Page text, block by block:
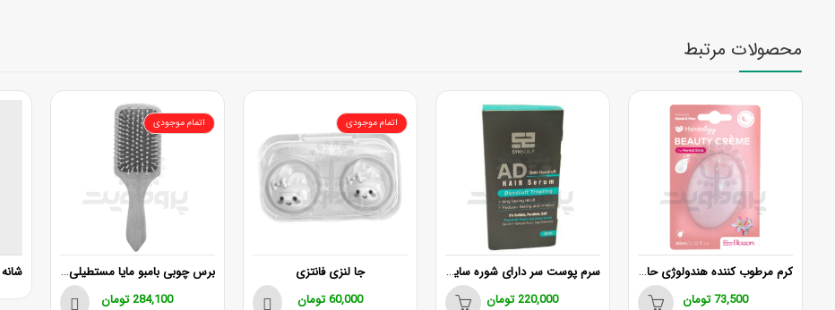
محصولات مرتبط
کرم مرطوب کننده هندولوژی حاوی چیا سید و کالاندولا
73,500تومان
سرم پوست سر دارای شوره ساین اسکالپ مدل AD حجم 50 میلی لیتر
220,000تومان
اتمام موجودی
جا لنزی فانتزی
60,000تومان
اتمام موجودی
برس چوبی بامبو مایا مستطیلی سایز بزرگ
284,100تومان